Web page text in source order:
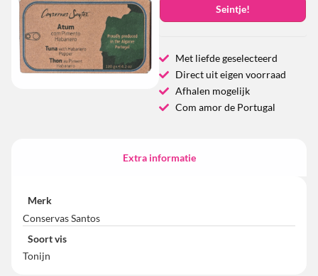
Seintje!
Met liefde geselecteerd
Direct uit eigen voorraad
Afhalen mogelijk
Com amor de Portugal
Extra informatie
Merk
Conservas Santos
Soort vis
Tonijn